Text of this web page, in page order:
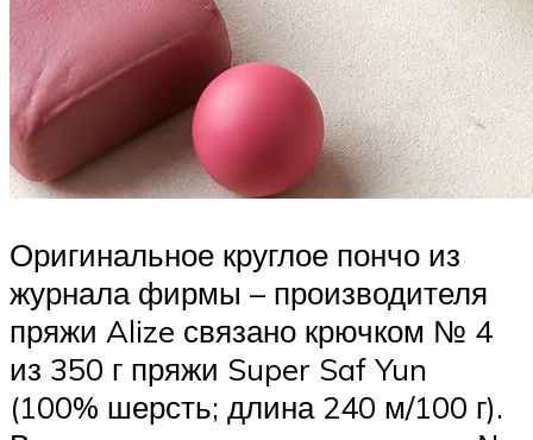
Оригинальное круглое пончо из
журнала фирмы – производителя
пряжи Alize связано крючком № 4
из 350 г пряжи Super Saf Yun
(100% шерсть; длина 240 м/100 г).